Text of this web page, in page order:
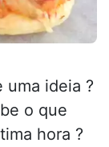
ideia ?
o que
hora ?